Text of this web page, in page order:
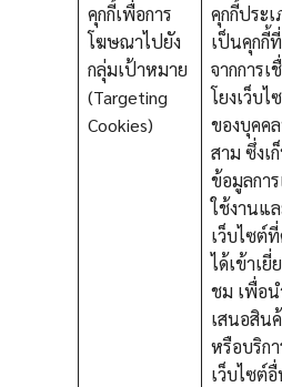
คุกกี้เพื่อการ
โฆษณาไปยัง
กลุ่มเป้าหมาย
(Targeting
Cookies)
คุกกี้ประ
เป็นคุกกี้
จากการเ
โยงเว็บไ
ของบุคค
สาม ซึ่งเ
ข้อมูลการ
ใช้งานแ
เว็บไซต์
ได้เข้าเยี่
ชม เพื่อน
เสนอสิน
หรือบริก
เว็บไซต์